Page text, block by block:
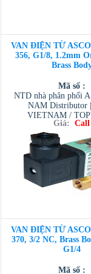
VAN ĐIỆN TỪ ASCO
356, G1/8, 1.2mm
Brass
Mã số :
NTD nhà phân phối
NAM Distributor
VIETNAM /
VIETNAM /
/ TESCOM
Giá: Call
VAN ĐIỆN TỪ ASCO
370, 3/2 NC, Brass
G1/4
Mã số :